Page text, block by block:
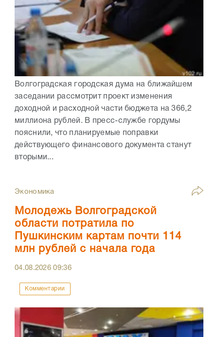
Волгоградская городская дума на ближайшем
заседании рассмотрит проект изменения
доходной и расходной части бюджета на 366,2
миллиона рублей. В пресс-службе гордумы
пояснили, что планируемые поправки
действующего финансового документа станут
вторыми...
Экономика
Молодежь Волгоградской
области потратила по
Пушкинским картам почти 114
млн рублей с начала года
04.08.202609:36
Комментарии